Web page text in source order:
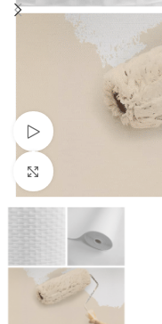
Watch video
Click to enlarge